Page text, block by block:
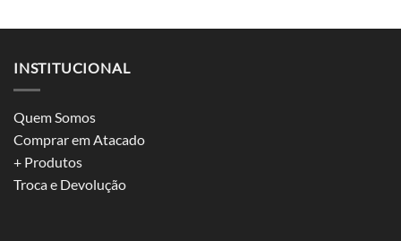
INSTITUCIONAL
Quem Somos
Comprar em Atacado
+ Produtos
Troca e Devolução